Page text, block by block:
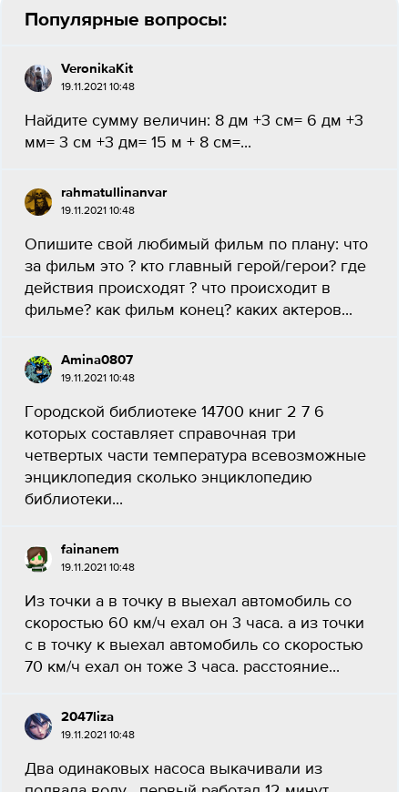
Популярные вопросы:
VeronikaKit
19.11.2021 10:48
Найдите сумму величин: 8 дм +3 см= 6 дм +3
мм= 3 см +3 дм= 15 м + 8 см=...
rahmatullinanvar
19.11.2021 10:48
Опишите свой любимый фильм по плану: что
за фильм это ? кто главный герой/герои? где
действия происходят ? что происходит в
фильме? как фильм конец? каких актеров...
Amina0807
19.11.2021 10:48
Городской библиотеке 14700 книг 2 7 6
которых составляет справочная три
четвертых части температура всевозможные
энциклопедия сколько энциклопедию
библиотеки...
fainanem
19.11.2021 10:48
Из точки а в точку в выехал автомобиль со
скоростью 60 км/ч ехал он 3 часа. а из точки
с в точку к выехал автомобиль со скоростью
70 км/ч ехал он тоже 3 часа. расстояние...
2047liza
19.11.2021 10:48
Два одинаковых насоса выкачивали из